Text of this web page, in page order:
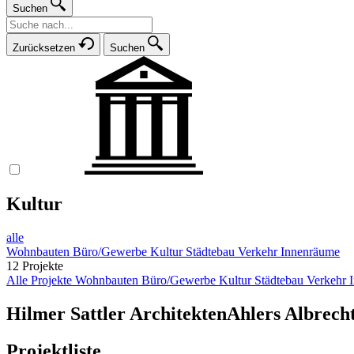
Suchen
Zurücksetzen Suchen
Kultur
alle
Wohnbauten Büro/Gewerbe Kultur Städtebau VerkehrInnenräume
12 Projekte
Alle Projekte Wohnbauten Büro/Gewerbe Kultur Städtebau Verkehr
Hilmer Sattler ArchitektenAhlers